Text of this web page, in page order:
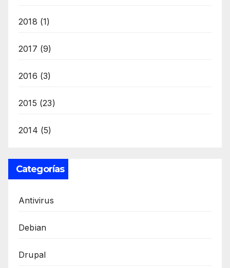
2018 (1)
2017 (9)
2016 (3)
2015 (23)
2014 (5)
Categorías
Antivirus
Debian
Drupal